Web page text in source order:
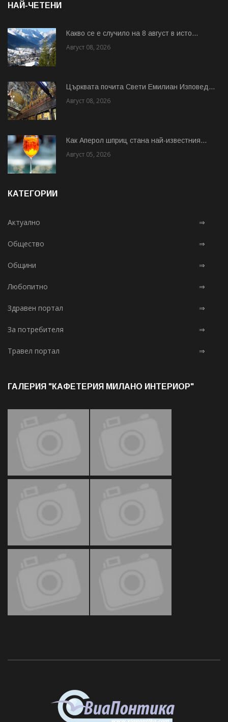
НАЙ-ЧЕТЕНИ
Какво се е случило на 8 август в исто...
Август 08, 2026
Църквата почита Свeти Емилиан Изповед...
Август 08, 2026
Как Аперол шприц стана най-известния...
Август 05, 2026
КАТЕГОРИИ
Актуално ⇒
Общество ⇒
Общини ⇒
Любопитно ⇒
Здравен портал ⇒
За потребителя ⇒
Травел портал ⇒
ГАЛЕРИЯ "КАФЕТЕРИЯ МИЛАНО ИНТЕРИОР"